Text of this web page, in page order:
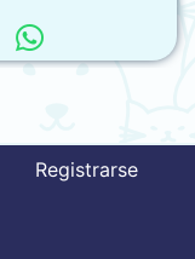
Registrarse